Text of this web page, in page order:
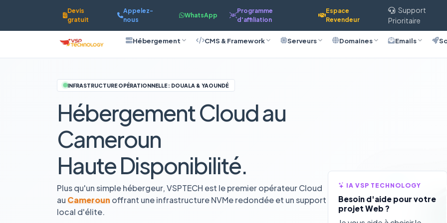
Devis
gratuit
Appelez-
nous
WhatsApp
Programme
d'affiliation
Espace
Revendeur
Support
Prioritaire
Hébergement CMS & Framework Serveurs Domaines Emails
INFRASTRUCTURE OPÉRATIONNELLE : DOUALA & YAOUNDÉ
Hébergement Cloud au
Cameroun
Haute Disponibilité.
Plus qu'un simple hébergeur, VSPTECH est le premier opérateur Cloud
au Cameroun offrant une infrastructure NVMe redondée et un support
local d'élite.
IA VSP TECHNOLOGY
Besoin d'aide pour votre
projet Web ?